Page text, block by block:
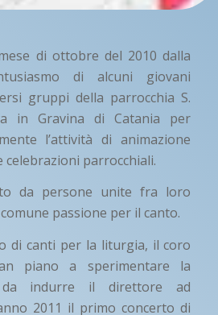
di ottobre del 2010 dalla
di alcuni giovani
gruppi della parrocchia S.
in Gravina di Catania per
l’attività di animazione
celebrazioni parrocchiali.
da persone unite fra loro
passione per il canto.
di canti per la liturgia, il coro
piano a sperimentare la
indurre il direttore ad
2011 il primo concerto di